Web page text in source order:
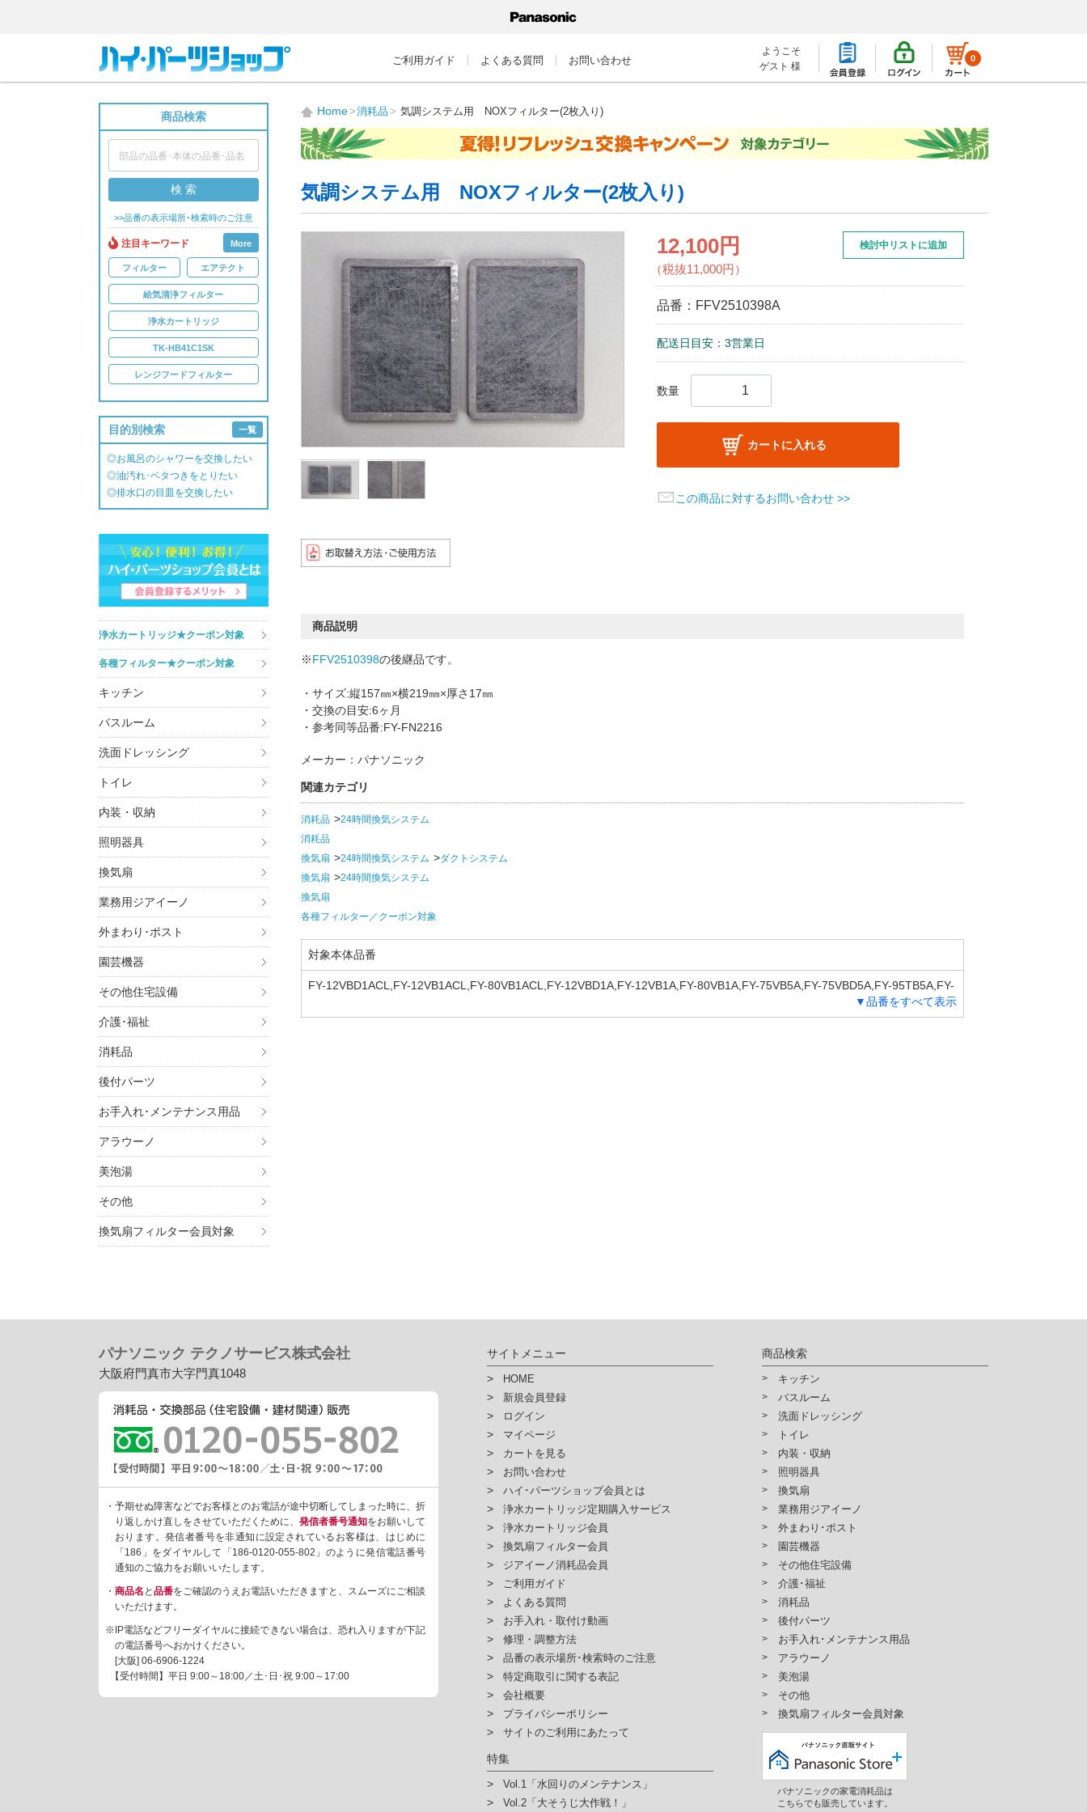
ご利用ガイド よくある質問 お問い合わせ
ようこそ
ゲスト 様
0
商品検索
検 索
>>品番の表示場所･検索時のご注意
注目キーワード More
フィルター エアテクト
給気清浄フィルター
浄水カートリッジ
TK-HB41C1SK
レンジフードフィルター
目的別検索 一覧
◎お風呂のシャワーを交換したい
◎油汚れ･ベタつきをとりたい
◎排水口の目皿を交換したい
浄水カートリッジ★クーポン対象
各種フィルター★クーポン対象
キッチン
バスルーム
洗面ドレッシング
トイレ
内装・収納
照明器具
換気扇
業務用ジアイーノ
外まわり･ポスト
園芸機器
その他住宅設備
介護･福祉
消耗品
後付パーツ
お手入れ･メンテナンス用品
アラウーノ
美泡湯
その他
換気扇フィルター会員対象
Home 消耗品 気調システム用 NOXフィルター(2枚入り)
気調システム用 NOXフィルター(2枚入り)
12,100円
（税抜11,000円）
品番： FFV2510398A
配送日目安：3営業日
検討中リストに追加
数量
カートに入れる
この商品に対するお問い合わせ >>
商品説明
※FFV2510398の後継品です。
・サイズ:縦157㎜×横219㎜×厚さ17㎜
・交換の目安:6ヶ月
・参考同等品番:FY-FN2216
メーカー：パナソニック
関連カテゴリ
消耗品
24時間換気システム
消耗品
換気扇
24時間換気システム
ダクトシステム
換気扇
24時間換気システム
換気扇
各種フィルター／クーポン対象
対象本体品番
FY-12VBD1ACL,FY-12VB1ACL,FY-80VB1ACL,FY-12VBD1A,FY-12VB1A,FY-80VB1A,FY-75VB5A,FY-75VBD5A,FY-95TB5A,FY-
▼品番をすべて表示
パナソニック テクノサービス株式会社
大阪府門真市大字門真1048
・予期せぬ障害などでお客様とのお電話が途中切断してしまった時に、折
り返しかけ直しをさせていただくために、 発信者番号通知をお願いして
おります。発信者番号を非通知に設定されているお客様は、はじめに
「186」をダイヤルして「186-0120-055-802」のように発信電話番号
通知のご協力をお願いいたします。
・ 商品名 と 品番をご確認のうえお電話いただきますと、スムーズにご相談
いただけます。
※IP電話などフリーダイヤルに接続できない場合は、恐れ入りますが下記
の電話番号へおかけください。
[大阪] 06-6906-1224
【受付時間】平日 9:00～18:00／土･日･祝 9:00～17:00
サイトメニュー
HOME
新規会員登録
ログイン
マイページ
カートを見る
お問い合わせ
ハイ･パーツショップ会員とは
浄水カートリッジ定期購入サービス
浄水カートリッジ会員
換気扇フィルター会員
ジアイーノ消耗品会員
ご利用ガイド
よくある質問
お手入れ・取付け動画
修理・調整方法
品番の表示場所･検索時のご注意
特定商取引に関する表記
会社概要
プライバシーポリシー
サイトのご利用にあたって
特集
Vol.1「水回りのメンテナンス」
Vol.2「大そうじ大作戦！」
商品検索
キッチン
バスルーム
洗面ドレッシング
トイレ
内装・収納
照明器具
換気扇
業務用ジアイーノ
外まわり･ポスト
園芸機器
その他住宅設備
介護･福祉
消耗品
後付パーツ
お手入れ･メンテナンス用品
アラウーノ
美泡湯
その他
換気扇フィルター会員対象
パナソニックの家電消耗品は
こちらでも販売しています。